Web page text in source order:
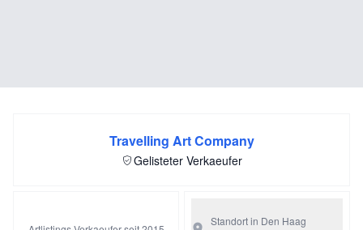
Travelling Art Company
Gelisteter Verkaeufer
Standort in Den Haag